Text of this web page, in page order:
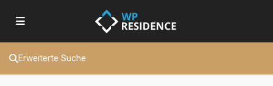
Erweiterte Suche